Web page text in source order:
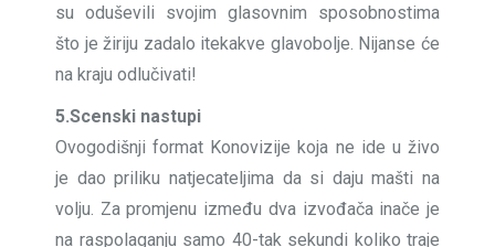
su oduševili svojim glasovnim sposobnostima
što je žiriju zadalo itekakve glavobolje. Nijanse će
na kraju odlučivati!
5.Scenski nastupi
Ovogodišnji format Konovizije koja ne ide u živo
je dao priliku natjecateljima da si daju mašti na
volju. Za promjenu između dva izvođača inače je
na raspolaganju samo 40-tak sekundi koliko traje